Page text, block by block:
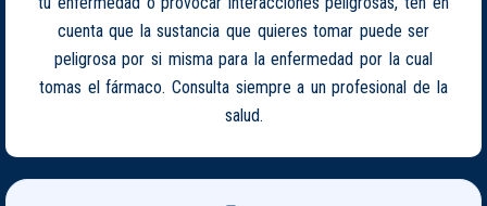
cuenta que la sustancia que quieres tomar puede ser
peligrosa por si misma para la enfermedad por la cual
tomas el fármaco. Consulta siempre a un profesional de la
salud.